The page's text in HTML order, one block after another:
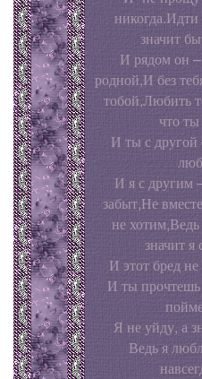
значит
И рядом он
родной,И без
тобой,Любить
что
И ты с другой
И я с другим
забыт,Не
не
значит я
И этот бред
И ты прочтешь
Я не уйду, а
Ведь я